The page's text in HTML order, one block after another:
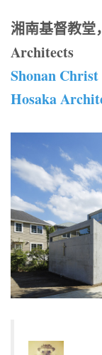
湘南基督教堂
Architects
Shonan
Hosaka